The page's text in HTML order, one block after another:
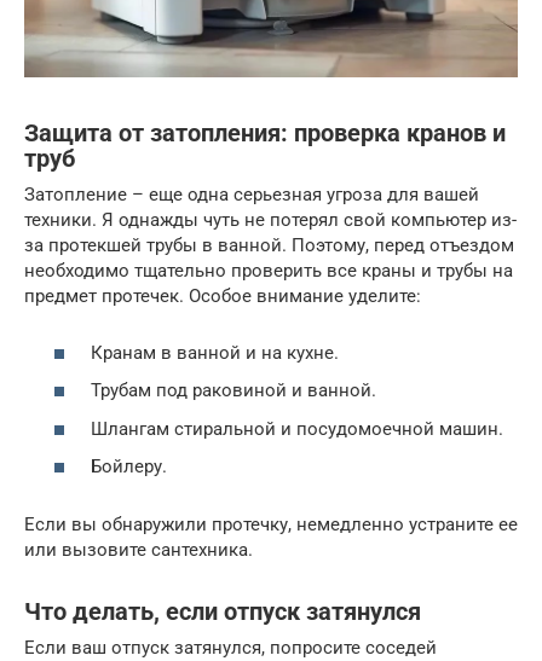
Защита от затопления: проверка кранов и
труб
Затопление – еще одна серьезная угроза для вашей
техники. Я однажды чуть не потерял свой компьютер из-
за протекшей трубы в ванной. Поэтому, перед отъездом
необходимо тщательно проверить все краны и трубы на
предмет протечек. Особое внимание уделите:
Кранам в ванной и на кухне.
Трубам под раковиной и ванной.
Шлангам стиральной и посудомоечной машин.
Бойлеру.
Если вы обнаружили протечку, немедленно устраните ее
или вызовите сантехника.
Что делать, если отпуск затянулся
Если ваш отпуск затянулся, попросите соседей